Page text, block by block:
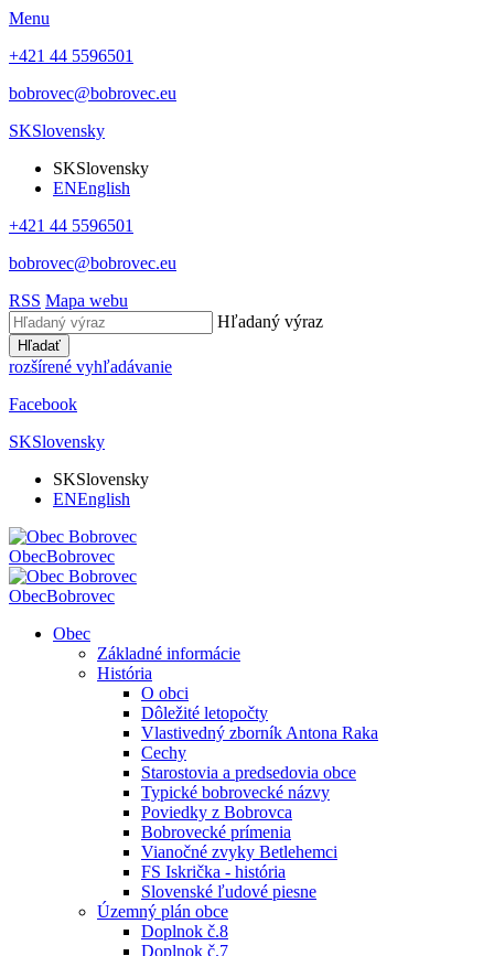
Menu
+421 44 5596501
bobrovec@bobrovec.eu
SKSlovensky
SKSlovensky
ENEnglish
+421 44 5596501
bobrovec@bobrovec.eu
RSS Mapa webu
Hľadaný výraz
Hľadať
rozšírené vyhľadávanie
Facebook
SKSlovensky
SKSlovensky
ENEnglish
ObecBobrovec
ObecBobrovec
Obec
Základné informácie
História
O obci
Dôležité letopočty
Vlastivedný zborník Antona Raka
Cechy
Starostovia a predsedovia obce
Typické bobrovecké názvy
Poviedky z Bobrovca
Bobrovecké prímenia
Vianočné zvyky Betlehemci
FS Iskrička - história
Slovenské ľudové piesne
Územný plán obce
Doplnok č.8
Doplnok č.7